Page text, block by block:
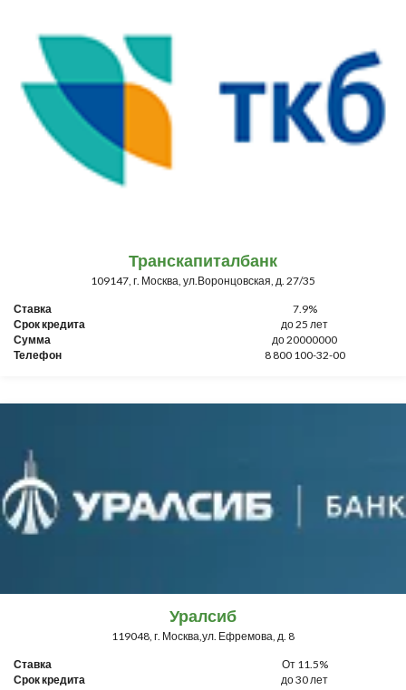
Транскапиталбанк
109147, г. Москва, ул.Воронцовская, д. 27/35
Ставка
7.9%
Срок кредита
до 25 лет
Сумма
до 20000000
Телефон
8 800 100-32-00
Уралсиб
119048, г. Москва,ул. Ефремова, д. 8
Ставка
От 11.5%
Срок кредита
до 30 лет